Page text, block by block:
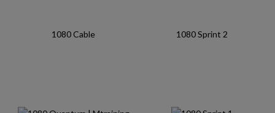
1080 Cable 1080 Sprint 2